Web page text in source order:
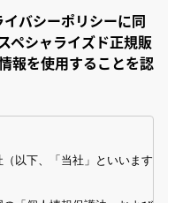
バシーポリシーに同
ペシャライズド正規販
報を使用することを認